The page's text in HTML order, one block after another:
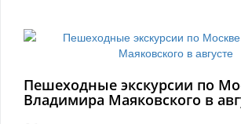
Пешеходные экскурсии по
Владимира Маяковского в